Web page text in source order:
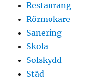
Restaurang
Rörmokare
Sanering
Skola
Solskydd
Städ